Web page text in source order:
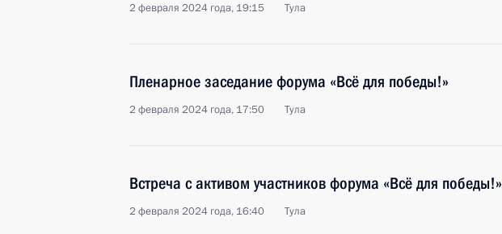
2 февраля 2024 года, 19:15 Тула
Пленарное заседание форума «Всё для победы!»
2 февраля 2024 года, 17:50 Тула
Встреча с активом участников форума «Всё для победы!»
2 февраля 2024 года, 16:40 Тула